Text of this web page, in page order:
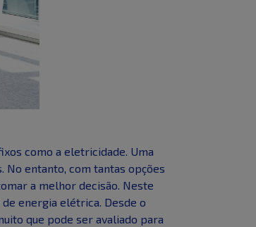
como a eletricidade. Uma
No entanto, com tantas opções
a melhor decisão. Neste
energia elétrica. Desde o
que pode ser avaliado para